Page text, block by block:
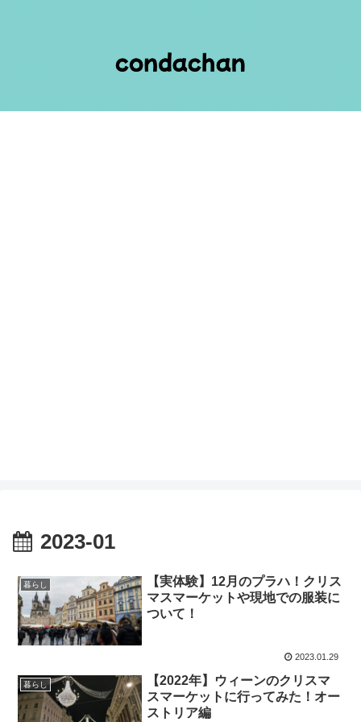
2023-01
暮らし
【実体験】12月のプラハ！クリス
マスマーケットや現地での服装に
ついて！
2023.01.29
暮らし
【2022年】ウィーンのクリスマ
スマーケットに行ってみた！オー
ストリア編